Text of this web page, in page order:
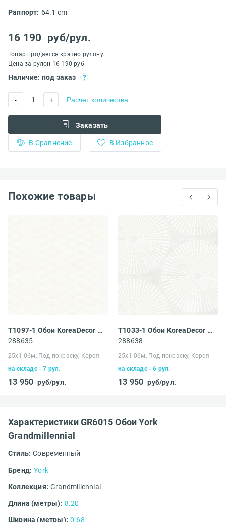
Раппорт: 64.1 cm
16 190 руб/рул.
Товар продается кратно рулону.
Цена за рулон 16 190 руб.
Наличие: под заказ
- 1 + Расчет количества
Заказать
В Сравнение В Избранное
Похожие товары
T1097-1 Обои KoreaDecor PLA
288635
25х1.06м, Под покраску, Корея
на складе - 7 рул.
13 950 руб/рул.
T1033-1 Обои KoreaDecor PLA
288638
25х1.06м, Под покраску, Корея
на складе - 6 рул.
13 950 руб/рул.
Характеристики GR6015 Обои York
Grandmillennial
Стиль: Современный
Бренд: York
Коллекция: Grandmillennial
Длина (метры): 8.20
Ширина (метры): 0.68